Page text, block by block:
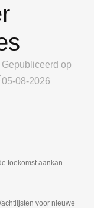
Gepubliceerd op
05-08-2026
toekomst aankan.
voor nieuwe